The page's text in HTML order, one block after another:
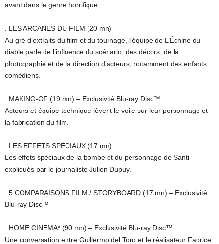
avant dans le genre horrifique.
. LES ARCANES DU FILM (20 mn)
Au gré d’extraits du film et du tournage, l’équipe de L’Échine du
diable parle de l’influence du scénario, des décors, de la
photographie et de la direction d’acteurs, notamment des enfants
comédiens.
. MAKING-OF (19 mn) – Exclusivité Blu-ray Disc™
Acteurs et équipe technique lèvent le voile sur leur personnage et
la fabrication du film.
. LES EFFETS SPÉCIAUX (17 mn)
Les effets spéciaux de la bombe et du personnage de Santi
expliqués par le journaliste Julien Dupuy.
. 5 COMPARAISONS FILM / STORYBOARD (17 mn) – Exclusivité
Blu-ray Disc™
. HOME CINEMA* (90 mn) – Exclusivité Blu-ray Disc™
Une conversation entre Guillermo del Toro et le réalisateur Fabrice